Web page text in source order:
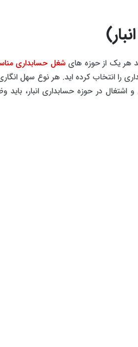
هر یک از حوزه هایشغل حسابداری
را انتخاب کرده اید. هر نوع سهل
و اشتغال در حوزه حسابداری انبار، باید